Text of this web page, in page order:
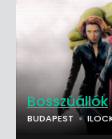
Bosszúállók
BUDAPEST